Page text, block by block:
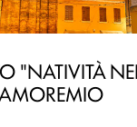
"NATIVITÀ